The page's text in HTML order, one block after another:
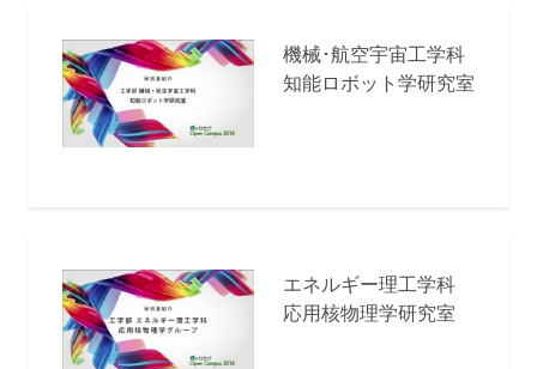
機械･航空宇宙工学科
知能ロボット学研究室
エネルギー理工学科
応用核物理学研究室